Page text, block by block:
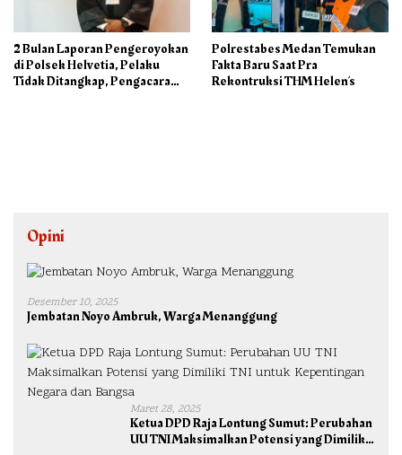
2 Bulan Laporan Pengeroyokan
di Polsek Helvetia, Pelaku
Tidak Ditangkap, Pengacara
Polrestabes Medan Temukan
Fakta Baru Saat Pra
Rekontruksi THM Helen’s
Opini
Desember 10, 2025
Jembatan Noyo Ambruk, Warga Menanggung
Maret 28, 2025
Ketua DPD Raja Lontung Sumut: Perubahan
UU TNI Maksimalkan Potensi yang Dimiliki